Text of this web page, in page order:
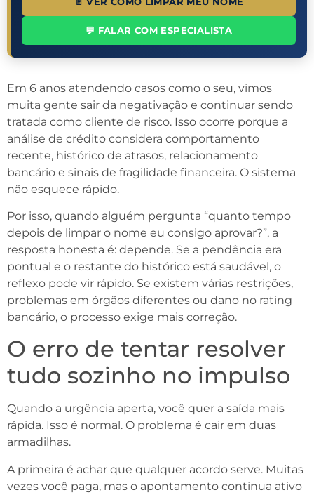
💬 FALAR COM ESPECIALISTA
Em 6 anos atendendo casos como o seu, vimos
muita gente sair da negativação e continuar sendo
tratada como cliente de risco. Isso ocorre porque a
análise de crédito considera comportamento
recente, histórico de atrasos, relacionamento
bancário e sinais de fragilidade financeira. O sistema
não esquece rápido.
Por isso, quando alguém pergunta “quanto tempo
depois de limpar o nome eu consigo aprovar?”, a
resposta honesta é: depende. Se a pendência era
pontual e o restante do histórico está saudável, o
reflexo pode vir rápido. Se existem várias restrições,
problemas em órgãos diferentes ou dano no rating
bancário, o processo exige mais correção.
O erro de tentar resolver
tudo sozinho no impulso
Quando a urgência aperta, você quer a saída mais
rápida. Isso é normal. O problema é cair em duas
armadilhas.
A primeira é achar que qualquer acordo serve. Muitas
vezes você paga, mas o apontamento continua ativo